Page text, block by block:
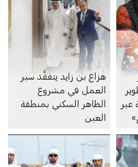
عبر
هزاع بن زايد يتفقَّد سير
العمل في مشروع
الظاهر السكني بمنطقة
العين
الرياضة